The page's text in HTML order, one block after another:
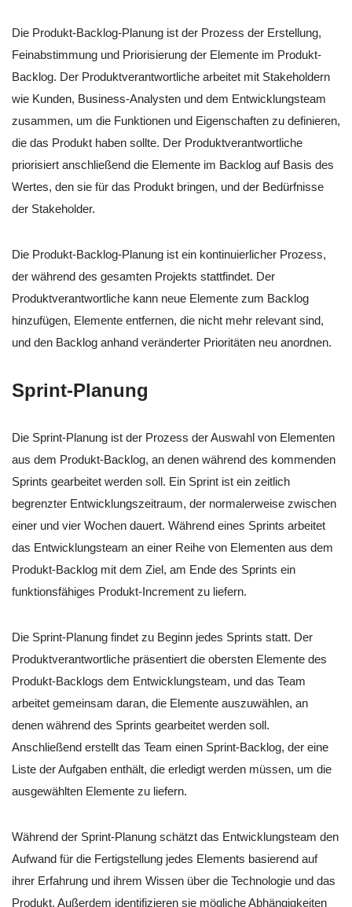
Die Produkt-Backlog-Planung ist der Prozess der Erstellung,
Feinabstimmung und Priorisierung der Elemente im Produkt-
Backlog. Der Produktverantwortliche arbeitet mit Stakeholdern
wie Kunden, Business-Analysten und dem Entwicklungsteam
zusammen, um die Funktionen und Eigenschaften zu definieren,
die das Produkt haben sollte. Der Produktverantwortliche
priorisiert anschließend die Elemente im Backlog auf Basis des
Wertes, den sie für das Produkt bringen, und der Bedürfnisse
der Stakeholder.
Die Produkt-Backlog-Planung ist ein kontinuierlicher Prozess,
der während des gesamten Projekts stattfindet. Der
Produktverantwortliche kann neue Elemente zum Backlog
hinzufügen, Elemente entfernen, die nicht mehr relevant sind,
und den Backlog anhand veränderter Prioritäten neu anordnen.
Sprint-Planung
Die Sprint-Planung ist der Prozess der Auswahl von Elementen
aus dem Produkt-Backlog, an denen während des kommenden
Sprints gearbeitet werden soll. Ein Sprint ist ein zeitlich
begrenzter Entwicklungszeitraum, der normalerweise zwischen
einer und vier Wochen dauert. Während eines Sprints arbeitet
das Entwicklungsteam an einer Reihe von Elementen aus dem
Produkt-Backlog mit dem Ziel, am Ende des Sprints ein
funktionsfähiges Produkt-Increment zu liefern.
Die Sprint-Planung findet zu Beginn jedes Sprints statt. Der
Produktverantwortliche präsentiert die obersten Elemente des
Produkt-Backlogs dem Entwicklungsteam, und das Team
arbeitet gemeinsam daran, die Elemente auszuwählen, an
denen während des Sprints gearbeitet werden soll.
Anschließend erstellt das Team einen Sprint-Backlog, der eine
Liste der Aufgaben enthält, die erledigt werden müssen, um die
ausgewählten Elemente zu liefern.
Während der Sprint-Planung schätzt das Entwicklungsteam den
Aufwand für die Fertigstellung jedes Elements basierend auf
ihrer Erfahrung und ihrem Wissen über die Technologie und das
Produkt. Außerdem identifizieren sie mögliche Abhängigkeiten